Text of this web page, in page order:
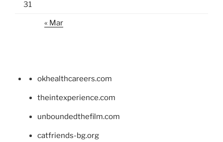
31
« Mar
okhealthcareers.com
theintexperience.com
unboundedthefilm.com
catfriends-bg.org